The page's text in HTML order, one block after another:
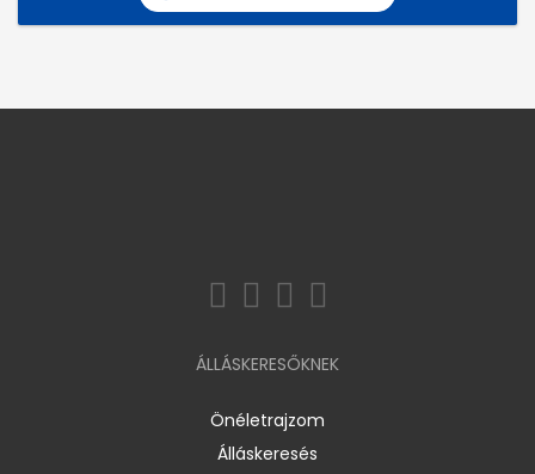
ÁLLÁSKERESŐKNEK
Önéletrajzom
Álláskeresés